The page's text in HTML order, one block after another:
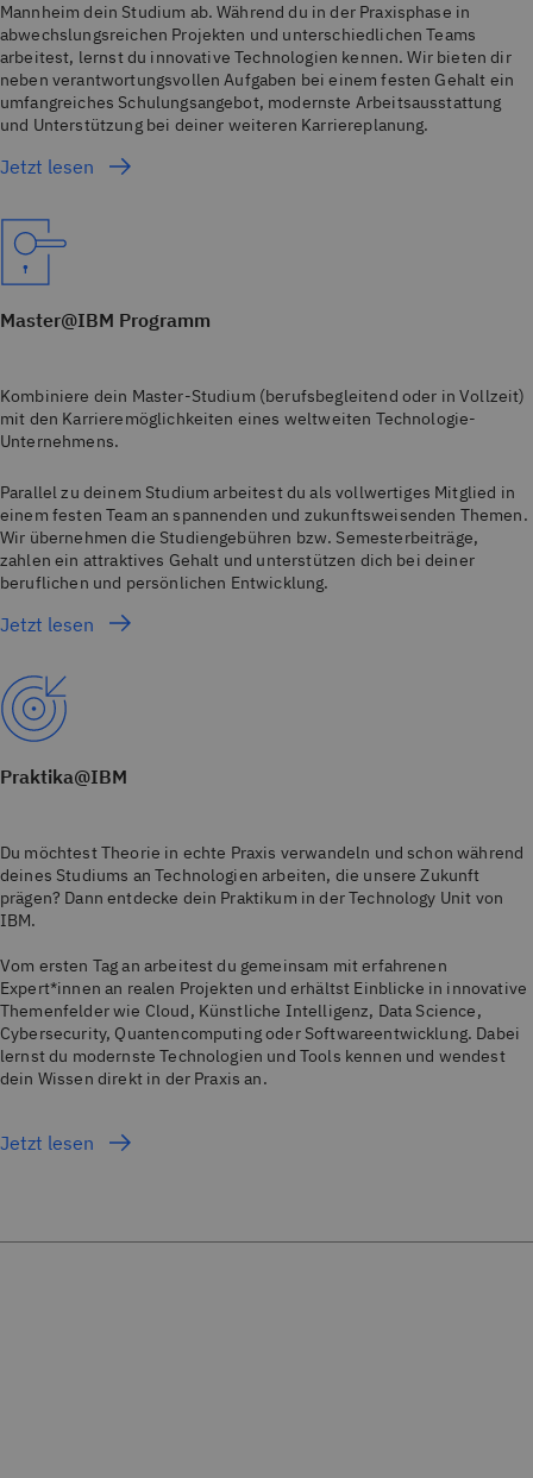
Mannheim dein Studium ab. Während du in der Praxisphase in
abwechslungsreichen Projekten und unterschiedlichen Teams
arbeitest, lernst du innovative Technologien kennen. Wir bieten dir
neben verantwortungsvollen Aufgaben bei einem festen Gehalt ein
umfangreiches Schulungsangebot, modernste Arbeitsausstattung
und Unterstützung bei deiner weiteren Karriereplanung.
Jetzt lesen
Master@IBM Programm
Kombiniere dein Master-Studium (berufsbegleitend oder in Vollzeit)
mit den Karrieremöglichkeiten eines weltweiten Technologie-
Unternehmens.
Parallel zu deinem Studium arbeitest du als vollwertiges Mitglied in
einem festen Team an spannenden und zukunftsweisenden Themen.
Wir übernehmen die Studiengebühren bzw. Semesterbeiträge,
zahlen ein attraktives Gehalt und unterstützen dich bei deiner
beruflichen und persönlichen Entwicklung.
Jetzt lesen
Praktika@IBM
Du möchtest Theorie in echte Praxis verwandeln und schon während
deines Studiums an Technologien arbeiten, die unsere Zukunft
prägen? Dann entdecke dein Praktikum in der Technology Unit von
IBM.
Vom ersten Tag an arbeitest du gemeinsam mit erfahrenen
Expert*innen an realen Projekten und erhältst Einblicke in innovative
Themenfelder wie Cloud, Künstliche Intelligenz, Data Science,
Cybersecurity, Quantencomputing oder Softwareentwicklung. Dabei
lernst du modernste Technologien und Tools kennen und wendest
dein Wissen direkt in der Praxis an.
Jetzt lesen